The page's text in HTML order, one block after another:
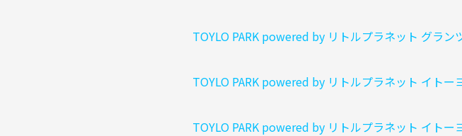
TOYLO PARK powered by リトルプラネット グラン
TOYLO PARK powered by リトルプラネット イトー
TOYLO PARK powered by リトルプラネット イトー